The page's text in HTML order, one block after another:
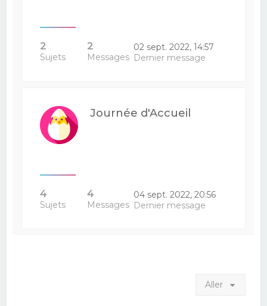
2
Sujets
2
Messages
02 sept. 2022, 14:57
Dernier message
Journée d'Accueil
4
Sujets
4
Messages
04 sept. 2022, 20:56
Dernier message
Aller